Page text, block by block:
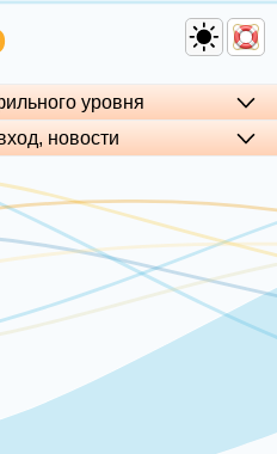
уровня
но­во­сти